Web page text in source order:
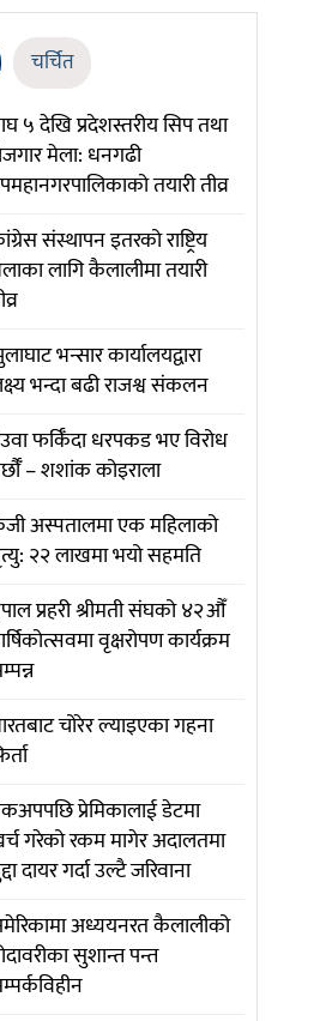
चर्चित
५ देखि प्रदेशस्तरीय सिप तथा
मेला: धनगढी
तयारी तीव्र
संस्थापन इतरको राष्ट्रिय
लागि कैलालीमा तयारी
भन्सार कार्यालयद्वारा
भन्दा बढी राजश्व संकलन
फर्किँदा धरपकड भए विरोध
– शशांक कोइराला
अस्पतालमा एक महिलाको
२२ लाखमा भयो सहमति
प्रहरी श्रीमती संघको ४२औँ
वृक्षरोपण कार्यक्रम
चोरेर ल्याइएका गहना
प्रेमिकालाई डेटमा
गरेको रकम मागेर अदालतमा
दायर गर्दा उल्टै जरिवाना
अध्ययनरत कैलालीको
सुशान्त पन्त